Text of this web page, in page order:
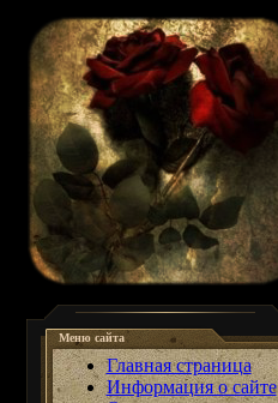
Меню сайта
Главная страница
Информация о сайте